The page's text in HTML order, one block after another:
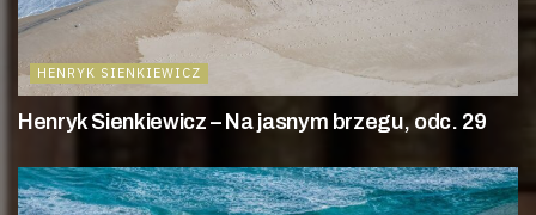
HENRYK SIENKIEWICZ
Henryk Sienkiewicz – Na jasnym brzegu, odc. 29